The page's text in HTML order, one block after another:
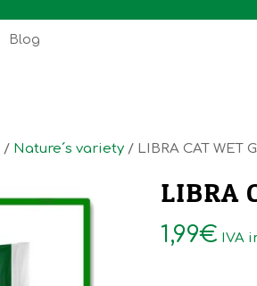
Blog
/ Nature´s variety / LIBRA CAT WET
LIBRA
1,99€ IVA